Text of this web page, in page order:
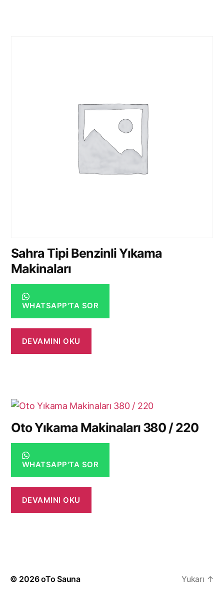
Sahra Tipi Benzinli Yıkama
Makinaları
WHATSAPP'TA SOR
DEVAMINI OKU
Oto Yıkama Makinaları 380 / 220
WHATSAPP'TA SOR
DEVAMINI OKU
© 2026oTo Sauna Yukarı ↑